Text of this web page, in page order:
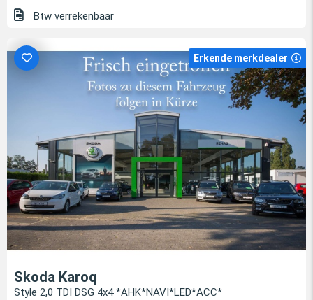
Btw verrekenbaar
Erkende merkdealer
Skoda Karoq
Style 2,0 TDI DSG 4x4 *AHK*NAVI*LED*ACC*